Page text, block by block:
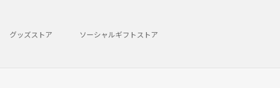
グッズストア ソーシャルギフトストア